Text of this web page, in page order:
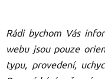
Rádi bychom Vás
webu jsou pouze
typu, provedení,